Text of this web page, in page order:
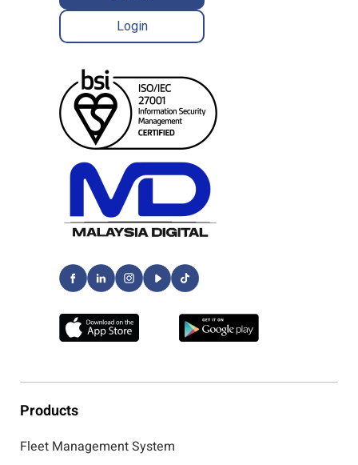
Login
Products
Fleet Management System